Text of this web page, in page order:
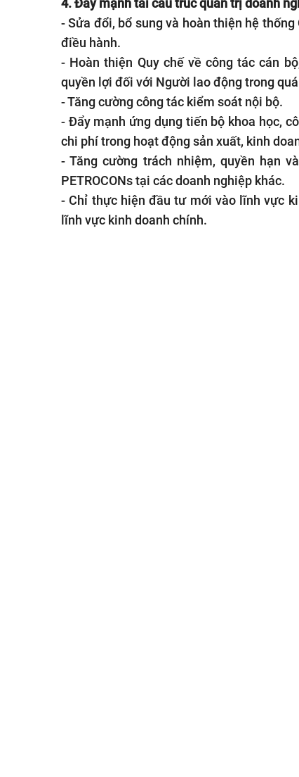
4. Đẩy mạnh tái cấu trúc quản trị doanh
- Sửa đổi, bổ sung và hoàn thiện hệ
điều hành.
- Hoàn thiện Quy chế về công tác cán
quyền lợi đối với Người lao động trong
- Tăng cường công tác kiểm soát nội bộ.
- Đẩy mạnh ứng dụng tiến bộ khoa học,
chi phí trong hoạt động sản xuất, kinh
- Tăng cường trách nhiệm, quyền hạn
PETROCONs tại các doanh nghiệp khác.
- Chỉ thực hiện đầu tư mới vào lĩnh vực
lĩnh vực kinh doanh chính.